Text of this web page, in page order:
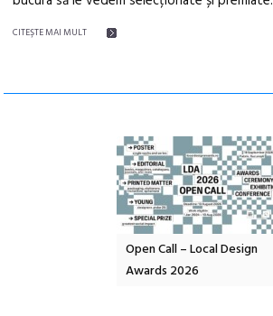
CITEŞTE MAI MULT
Open Call – Local Design
Awards 2026